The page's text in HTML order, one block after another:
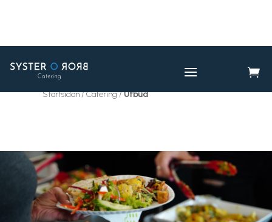

CATERING UTBUD
Startsidan / Catering /Utbud